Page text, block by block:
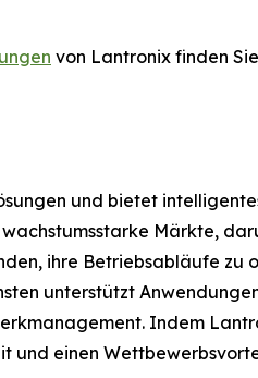
von Lantronix finden
und bietet
Märkte,
ihre Betriebsabläufe zu
unterstützt
Indem
und einen